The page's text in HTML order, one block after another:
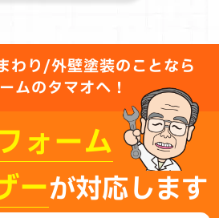
わり/外壁塗装のことなら
ムのタマオへ！
ォーム
ーが対応します